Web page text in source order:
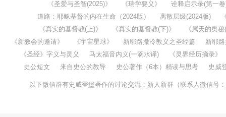
《圣爱与圣智(2025)》
《瑞学要义》
诠释启示录(第一
道路：耶稣基督的内在生命（2024版）
离散层级(2024版)
《真实的基督教(上)》
《真实的基督教(下)》
《属天的奥
《新教会的邀请》
《宇宙星球》 新耶路撒冷教义之圣经篇
新耶
《圣经》字义与灵义
马太福音内义(一滴水译)
《灵界经历摘录》
史公短文
来自史公的教导 史公著作（6本）精读与思考 史威
以下微信群有史威登堡著作的讨论交流：新人新群（联系人微信号：